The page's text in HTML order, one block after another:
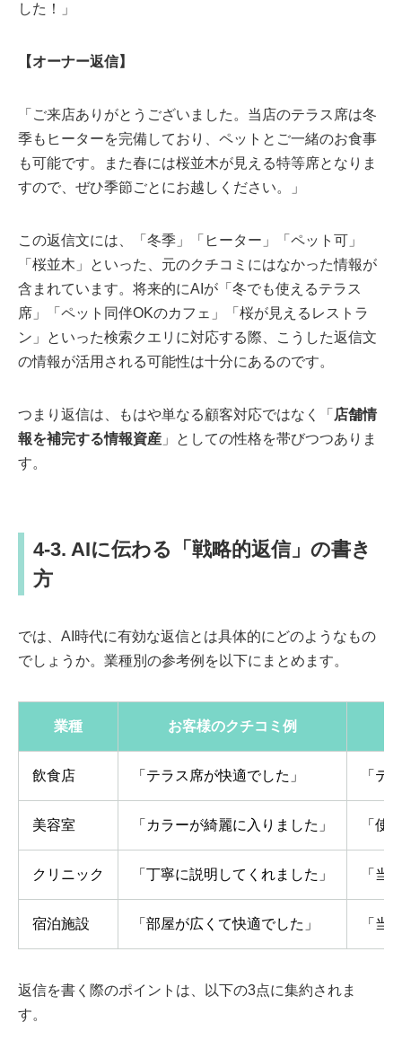
した！」
【オーナー返信】
「ご来店ありがとうございました。当店のテラス席は冬
季もヒーターを完備しており、ペットとご一緒のお食事
も可能です。また春には桜並木が見える特等席となりま
すので、ぜひ季節ごとにお越しください。」
この返信文には、「冬季」「ヒーター」「ペット可」
「桜並木」といった、元のクチコミにはなかった情報が
含まれています。将来的にAIが「冬でも使えるテラス
席」「ペット同伴OKのカフェ」「桜が見えるレストラ
ン」といった検索クエリに対応する際、こうした返信文
の情報が活用される可能性は十分にあるのです。
つまり返信は、もはや単なる顧客対応ではなく「 店舗情
報を補完する情報資産 」としての性格を帯びつつありま
す。
4-3. AIに伝わる「戦略的返信」の書き
方
では、AI時代に有効な返信とは具体的にどのようなもの
でしょうか。業種別の参考例を以下にまとめます。
業種 お客様のクチコミ例
飲食店 「テラス席が快適でした」 「テ
美容室 「カラーが綺麗に入りました」 「使
クリニック 「丁寧に説明してくれました」 「当
宿泊施設 「部屋が広くて快適でした」 「当
返信を書く際のポイントは、以下の3点に集約されま
す。